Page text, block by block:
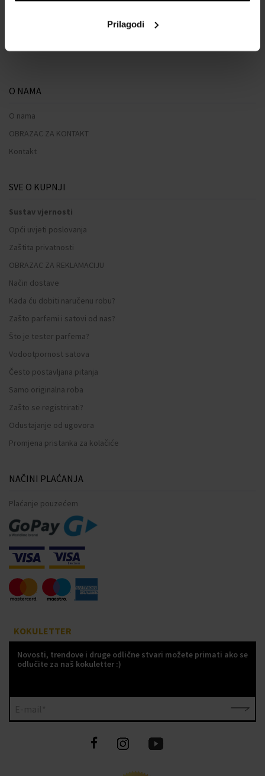
Prilagodi
O NAMA
O nama
OBRAZAC ZA KONTAKT
Kontakt
SVE O KUPNJI
Sustav vjernosti
Opći uvjeti poslovanja
Zaštita privatnosti
OBRAZAC ZA REKLAMACIJU
Način dostave
Kada ću dobiti naručenu robu?
Zašto parfemi i satovi od nas?
Što je tester parfema?
Vodootpornost satova
Često postavljana pitanja
Samo originalna roba
Zašto se registrirati?
Odustajanje od ugovora
Promjena pristanka za kolačiće
NAČINI PLAĆANJA
Plaćanje pouzećem
KOKULETTER
Novosti, trendove i druge odlične stvari možete primati ako se
odlučite za naš kokuletter :)